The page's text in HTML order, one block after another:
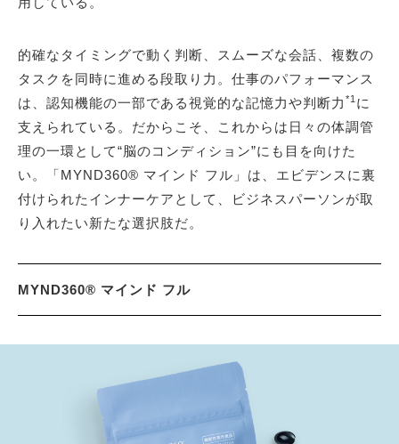
的確なタイミングで動く判断、スムーズな会話、複数の
タスクを同時に進める段取り力。仕事のパフォーマンス
は、認知機能の一部である視覚的な記憶力や判断力 *1 に
支えられている。だからこそ、これからは日々の体調管
理の一環として“脳のコンディション”にも目を向けた
い。「MYND360® マインド フル」は、エビデンスに裏
付けられたインナーケアとして、ビジネスパーソンが取
り入れたい新たな選択肢だ。
MYND360® マインド フル